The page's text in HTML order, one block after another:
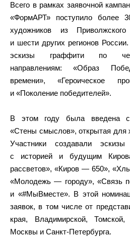
Всего в рамках заявочной
«ФормАРТ» поступило более
художников из
и шести других регионов
эскизы граффити по
направлениям: «Образ
времени», «Героическое
и «Поколение победителей».
В этом году была введена
«Стены смыслов», открытая для
Участники создавали
с историей и будущим
рассветов», «Киров — 650»,
«Молодежь — городу», «Связь
и «#МыВместе». В этой
заявок, в том числе от
края, Владимирской, Томской,
Москвы и Санкт-Петербурга.